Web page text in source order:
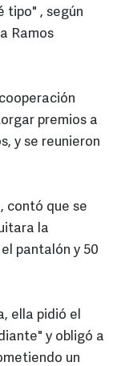
tipo" , según
Ramos
premios a
y se reunieron
contó que se
la
pantalón y 50
ella pidió el
y obligó a
un